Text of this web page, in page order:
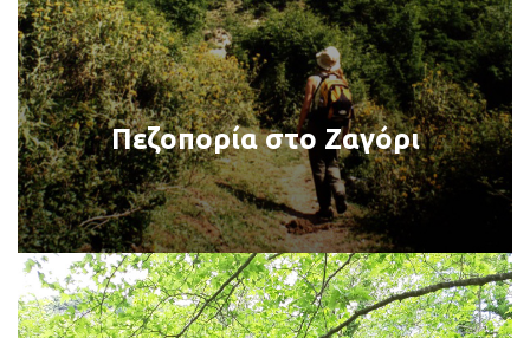
Πεζοπορία στο Ζαγόρι